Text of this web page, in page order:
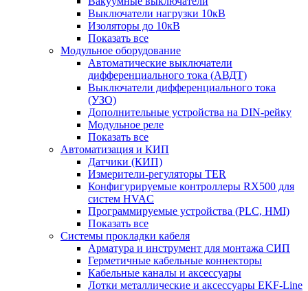
Выключатели нагрузки 10кВ
Изоляторы до 10кВ
Показать все
Модульное оборудование
Автоматические выключатели
дифференциального тока (АВДТ)
Выключатели дифференциального тока
(УЗО)
Дополнительные устройства на DIN-рейку
Модульное реле
Показать все
Автоматизация и КИП
Датчики (КИП)
Измерители-регуляторы TER
Конфигурируемые контроллеры RX500 для
систем HVAC
Программируемые устройства (PLC, HMI)
Показать все
Системы прокладки кабеля
Арматура и инструмент для монтажа СИП
Герметичные кабельные коннекторы
Кабельные каналы и аксессуары
Лотки металлические и аксессуары EKF-Line